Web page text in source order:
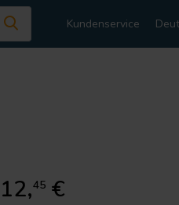
Kundenservice
12,45 €